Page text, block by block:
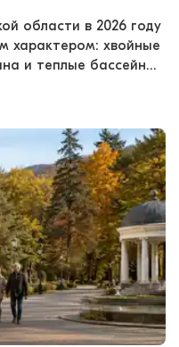
области в 2026 году
характером: хвойные
и теплые бассейны
короткой
спа-
области с лечением
— от суставов и
и
фишка региона
где горячие
и помогают быстро
на режим